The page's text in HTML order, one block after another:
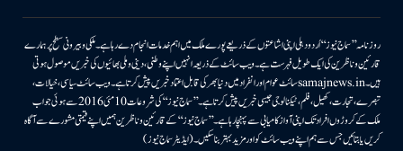
روزنامہ ’’سماج نیوز‘‘ اُردو دہلی اپنی اشاعتوں کے ذریعے پورے ملک میں اہم خدمات انجام دے رہا ہے۔ ملکی وبیرونی سطح پر ہمارے
قارئین وناظرین کی ایک طویل فہرست ہے۔ ویب سائٹ کے ذریعہ انہیں اپنے وطنی، دینی وملی بھائیوں کی خبریں موصول ہوتی
ہیں۔samajnews.inسائٹ عوام اور انفراد میں دنیا بھر کی قابل اعتماد خبریں پیش کرتا ہے۔ ویب سائٹ سیاسی، خیالات،
تبصرے، تجارت، کھیل، فلم، ٹیکنالوجی جیسی خبریں پیش کرتا ہے۔ ’’سماج نیوز‘‘ کی شروعات 10مئی 2016 سے ہوئی جو اب
ملک کے کروڑوں افراد تک اپنی آواز کامیابی سے پہنچا رہا ہے۔ ’’سماج نیوز‘‘ کے قارئین وناظرین ہمیں اپنے قیمتی مشورے سے آگاہ
کریں یا بتائیں جس سے ہم اپنے ویب سائٹ کو اور مزید بہتر بناسکیں۔ (ایڈیٹر سماج نیوز)